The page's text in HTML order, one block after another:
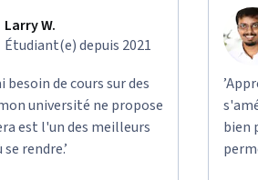
Larry W.
Étudiant(e) depuis 2021
besoin de cours sur des
université ne propose
est l'un des meilleurs
rendre.’
bien